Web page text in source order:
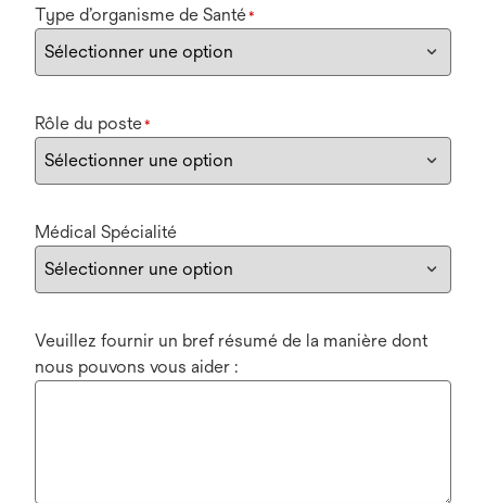
Type d’organisme de Santé*
Rôle du poste*
Médical Spécialité
Veuillez fournir un bref résumé de la manière dont
nous pouvons vous aider :